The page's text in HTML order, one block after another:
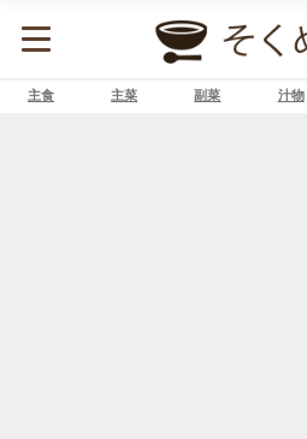
主食 主菜 副菜 汁物